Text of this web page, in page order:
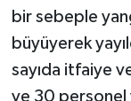
bir sebeple
büyüyerek
sayıda itfaiye
ve 30 personel